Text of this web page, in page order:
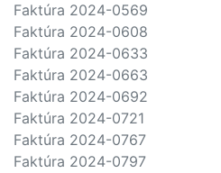
Faktúra 2024-0569
Faktúra 2024-0608
Faktúra 2024-0633
Faktúra 2024-0663
Faktúra 2024-0692
Faktúra 2024-0721
Faktúra 2024-0767
Faktúra 2024-0797